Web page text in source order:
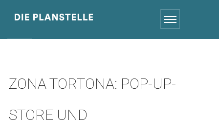
ZONA TORTONA: POP-UP-
STORE UND